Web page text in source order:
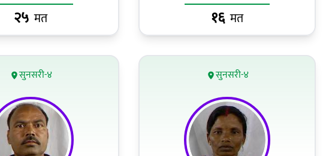
२५ मत १६ मत
सुनसरी-४ सुनसरी-४